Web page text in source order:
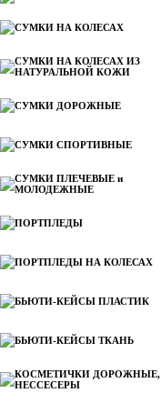
СУМКИ НА КОЛЕСАХ
СУМКИ НА КОЛЕСАХ ИЗ
НАТУРАЛЬНОЙ КОЖИ
СУМКИ ДОРОЖНЫЕ
СУМКИ СПОРТИВНЫЕ
СУМКИ ПЛЕЧЕВЫЕ и
МОЛОДЕЖНЫЕ
ПОРТПЛЕДЫ
ПОРТПЛЕДЫ НА КОЛЕСАХ
БЬЮТИ-КЕЙСЫ ПЛАСТИК
БЬЮТИ-КЕЙСЫ ТКАНЬ
КОСМЕТИЧКИ ДОРОЖНЫЕ,
НЕССЕСЕРЫ